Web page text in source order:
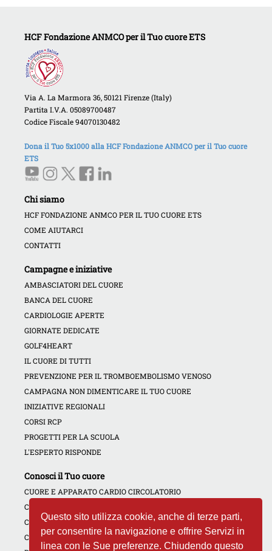
Questo sito utilizza cookie, anche di terze parti,
per consentire la navigazione e offrire Servizi in
linea con le Sue preferenze. Chiudendo questo
HCF Fondazione ANMCO per il Tuo cuore ETS
Via A. La Marmora 36, 50121 Firenze (Italy)
Partita I.V.A. 05089700487
Codice Fiscale 94070130482
Dona il Tuo 5x1000 alla HCF Fondazione ANMCO per il Tuo cuore
ETS
Chi siamo
HCF FONDAZIONE ANMCO PER IL TUO CUORE ETS
COME AIUTARCI
CONTATTI
Campagne e iniziative
AMBASCIATORI DEL CUORE
BANCA DEL CUORE
CARDIOLOGIE APERTE
GIORNATE DEDICATE
GOLF4HEART
IL CUORE DI TUTTI
PREVENZIONE PER IL TROMBOEMBOLISMO VENOSO
CAMPAGNA NON DIMENTICARE IL TUO CUORE
INIZIATIVE REGIONALI
CORSI RCP
PROGETTI PER LA SCUOLA
L'ESPERTO RISPONDE
Conosci il Tuo cuore
CUORE E APPARATO CARDIO CIRCOLATORIO
CUORE E PREVENZIONE
CONTRATTACCO CARDIACO
CUORE E DROGHE